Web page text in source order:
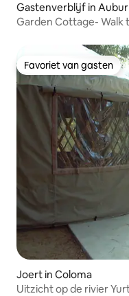
Gastenverblijf in
Garden Cottage- Walk
Favoriet van gasten
Favoriet van gasten
Joert in Coloma
Uitzicht op de rivier